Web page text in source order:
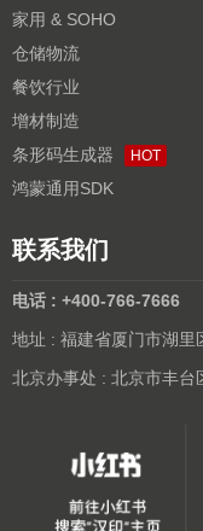
家用 & SOHO
仓储物流
餐饮行业
增材制造
条形码生成器
HOT
鸿蒙通用SDK
联系我们
电话 : +400-766-7666
地址 : 福建省厦门市湖里
北京办事处 : 北京市丰